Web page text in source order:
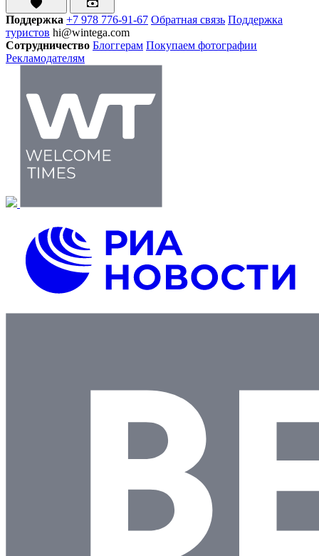
Поддержка +7 978 776-91-67 Обратная связь Поддержка
туристов hi@wintega.com
Сотрудничество Блоггерам Покупаем фотографии
Рекламодателям